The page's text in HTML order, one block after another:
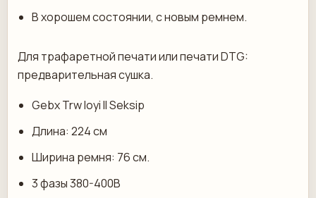
В хорошем состоянии, с новым ремнем.
Для трафаретной печати или печати DTG:
предварительная сушка.
Gebx Trw Ioyi Il Seksip
Длина: 224 см
Ширина ремня: 76 см.
3 фазы 380-400В